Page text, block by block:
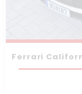
Ferrari